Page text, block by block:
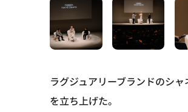
ラグジュアリーブランドのシ
を立ち上げた。